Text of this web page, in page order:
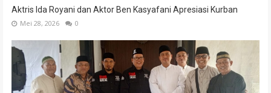
Aktris Ida Royani dan Aktor Ben Kasyafani Apresiasi Kurban
Mei 28, 2026 0